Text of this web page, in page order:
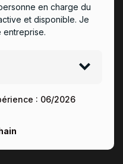
en charge du
et disponible. Je
entreprise.
: 06/2026